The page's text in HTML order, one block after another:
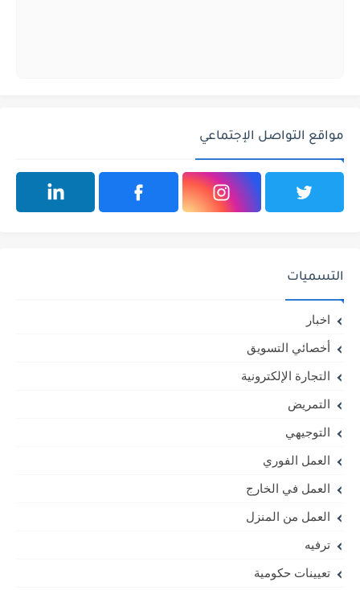
مواقع التواصل الإجتماعي
التسميات
اخبار
أخصائي التسويق
التجارة الإلكترونية
التمريض
التوجيهي
العمل الفوري
العمل في الخارج
العمل من المنزل
ترفيه
تعيينات حكومية